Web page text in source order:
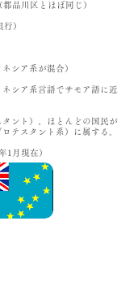
品川区とほぼ同じ）
）
シア系が混合）
シア系言語でサモア語に近
ント）、ほとんどの国民が
テスタント系）に属する。
1月現在）